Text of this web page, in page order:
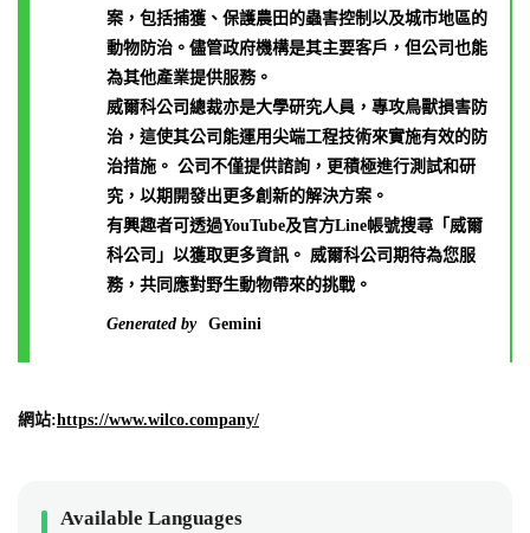
案，包括捕獲、保護農田的蟲害控制以及城市地區的
動物防治。儘管政府機構是其主要客戶，但公司也能
為其他產業提供服務。
威爾科公司總裁亦是大學研究人員，專攻鳥獸損害防
治，這使其公司能運用尖端工程技術來實施有效的防
治措施。 公司不僅提供諮詢，更積極進行測試和研
究，以期開發出更多創新的解決方案。
有興趣者可透過YouTube及官方Line帳號搜尋「威爾
科公司」以獲取更多資訊。 威爾科公司期待為您服
務，共同應對野生動物帶來的挑戰。
Generated by Gemini
網站:https://www.wilco.company/
Available Languages